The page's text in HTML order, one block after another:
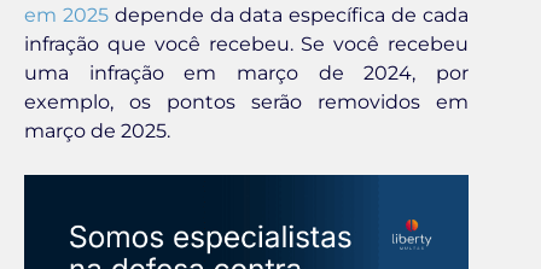
em 2025depende da data específica de cada
infração que você recebeu. Se você recebeu
uma infração em março de 2024, por
exemplo, os pontos serão removidos em
março de 2025.